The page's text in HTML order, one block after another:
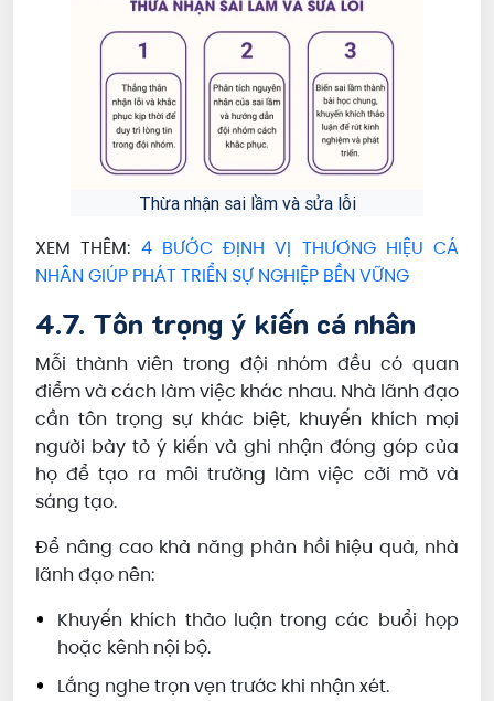
Thừa nhận sai lầm và sửa lỗi
XEM THÊM: 4 BƯỚC ĐỊNH VỊ THƯƠNG HIỆU CÁ
NHÂN GIÚP PHÁT TRIỂN SỰ NGHIỆP BỀN VỮNG
4.7. Tôn trọng ý kiến cá nhân
Mỗi thành viên trong đội nhóm đều có quan
điểm và cách làm việc khác nhau. Nhà lãnh đạo
cần tôn trọng sự khác biệt, khuyến khích mọi
người bày tỏ ý kiến và ghi nhận đóng góp của
họ để tạo ra môi trường làm việc cởi mở và
sáng tạo.
Để nâng cao khả năng phản hồi hiệu quả, nhà
lãnh đạo nên:
Khuyến khích thảo luận trong các buổi họp
hoặc kênh nội bộ.
Lắng nghe trọn vẹn trước khi nhận xét.